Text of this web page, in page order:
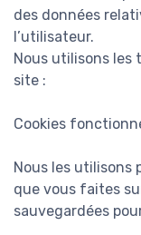
des données
l’utilisateur.
Nous utilisons les
site :
Cookies
Nous les utilisons
que vous faites
sauvegardées